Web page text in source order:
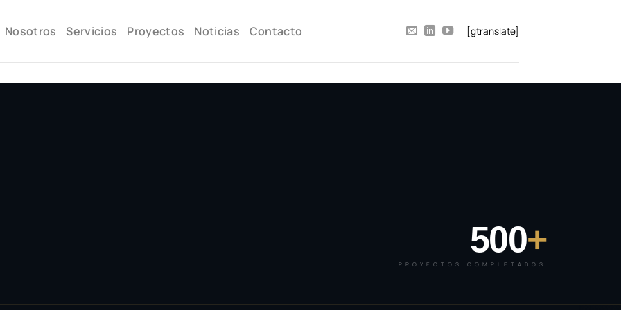
Nosotros Servicios Proyectos Noticias Contacto [gtranslate]
500+
PROYECTOS COMPLETADOS